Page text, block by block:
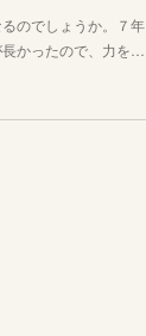
のでしょうか。７年
かったので、力を…